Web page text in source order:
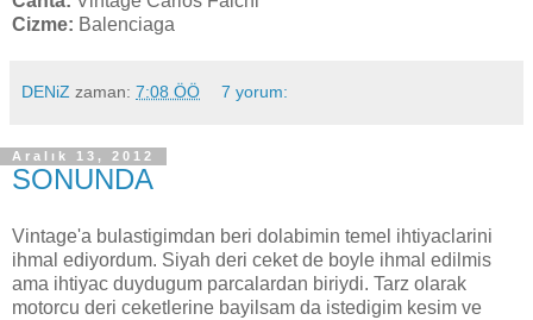
Cizme: Balenciaga
DENiZ zaman: 7:08 ÖÖ 7 yorum:
Aralık 13, 2012
SONUNDA
Vintage'a bulastigimdan beri dolabimin temel ihtiyaclarini
ihmal ediyordum. Siyah deri ceket de boyle ihmal edilmis
ama ihtiyac duydugum parcalardan biriydi. Tarz olarak
motorcu deri ceketlerine bayilsam da istedigim kesim ve